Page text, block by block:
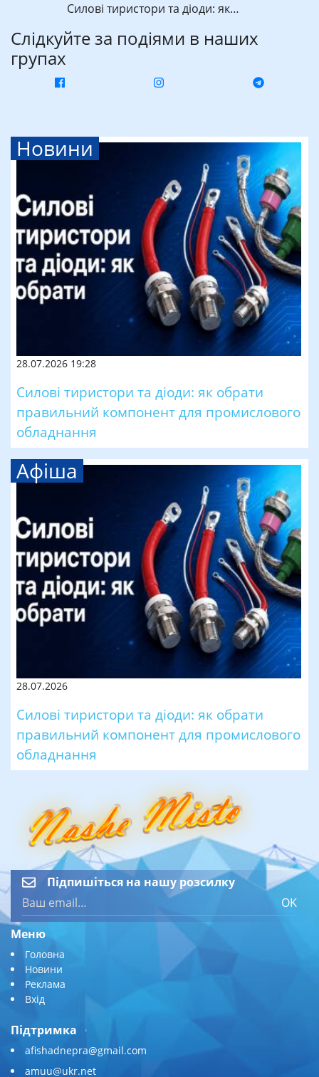
Силові тиристори та діоди: як…
Слідкуйте за подіями в наших
групах
Новини
28.07.2026 19:28
Силові тиристори та діоди: як обрати
правильний компонент для промислового
обладнання
Афіша
28.07.2026
Силові тиристори та діоди: як обрати
правильний компонент для промислового
обладнання
Підпишіться на нашу розсилку
OK
Меню
Головна
Новини
Реклама
Вхід
Підтримка
afishadnepra@gmail.com
amuu@ukr.net